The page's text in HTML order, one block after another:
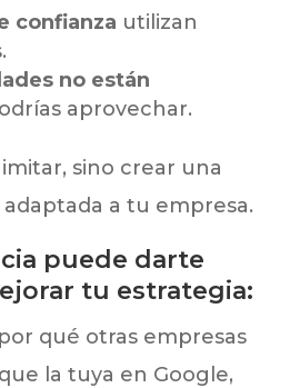
confianza utilizan
no están
aprovechar.
sino crear una
a tu empresa.
puede darte
tu estrategia:
qué otras empresas
la tuya en Google,